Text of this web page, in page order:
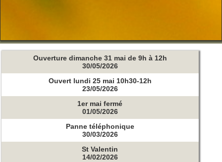
Ouverture dimanche 31 mai de 9h à 12h
30/05/2026
Ouvert lundi 25 mai 10h30-12h
23/05/2026
1er mai fermé
01/05/2026
Panne téléphonique
30/03/2026
St Valentin
14/02/2026